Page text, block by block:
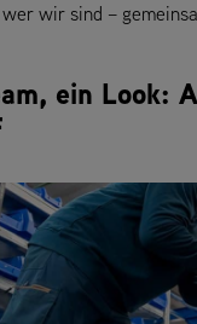
wir sind –
ein Look: